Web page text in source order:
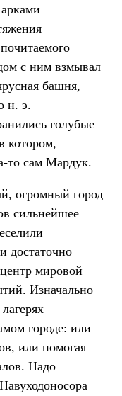
с ним взмывал
башня,
н. э.
голубые
котором,
то сам Мардук.
огромный город
сильнейшее
достаточно
мировой
Изначально
городе: или
или помогая
Надо